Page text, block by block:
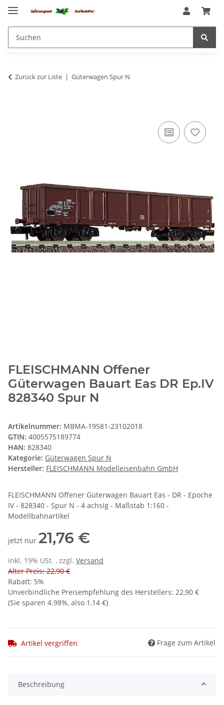
Zurück zur Liste Güterwagen Spur N
FLEISCHMANN Offener
Güterwagen Bauart Eas DR Ep.IV
828340 Spur N
Artikelnummer: MBMA-19581-23102018
GTIN: 4005575189774
HAN: 828340
Kategorie: Güterwagen Spur N
Hersteller: FLEISCHMANN Modelleisenbahn GmbH
FLEISCHMANN Offener Güterwagen Bauart Eas - DR - Epoche
IV - 828340 - Spur N - 4 achsig - Maßstab 1:160 -
Modellbahnartikel
jetzt nur 21,76 €
inkl. 19% USt. , zzgl. Versand
Alter Preis: 22,90 €
Rabatt: 5%
Unverbindliche Preisempfehlung des Herstellers: 22,90 €
(Sie sparen 4.98%, also 1,14 €)
Artikel vergriffen Frage zum Artikel
Beschreibung